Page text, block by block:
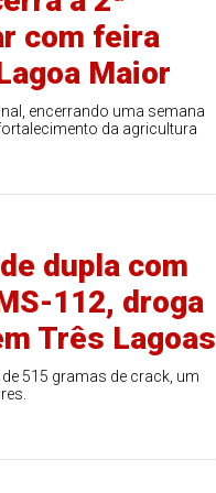
com feira
Maior
encerrando uma semana
da agricultura
dupla com
112, droga
Três Lagoas
515 gramas de crack, um
Duplasena
2993 (07/08/26)